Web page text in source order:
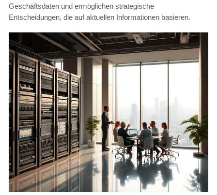
Geschäftsdaten und ermöglichen strategische
Entscheidungen, die auf aktuellen Informationen basieren.